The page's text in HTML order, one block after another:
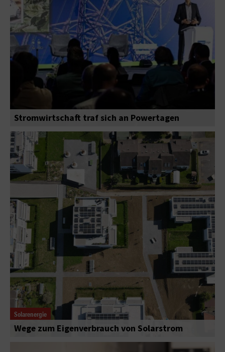
Stromwirtschaft traf sich an Powertagen
Solarenergie
Wege zum Eigenverbrauch von Solarstrom